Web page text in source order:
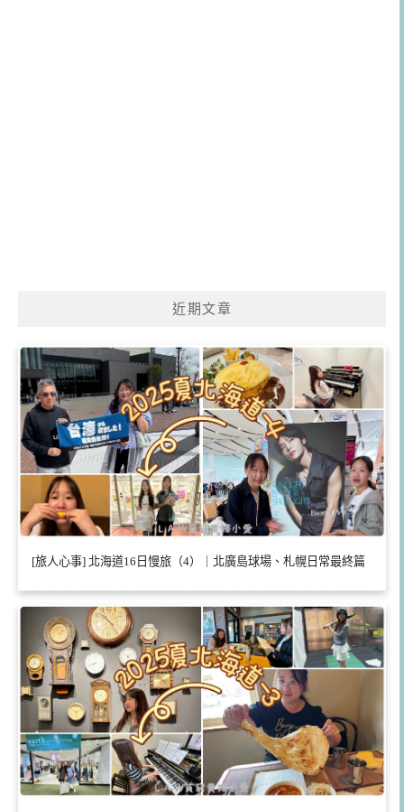
近期文章
[旅人心事] 北海道16日慢旅（4）｜北廣島球場、札幌日常最終篇